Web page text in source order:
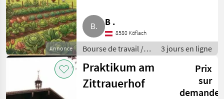
Annonce
B .
8580 Köflach
Bourse de travail /
Autres activités
agricoles
3 jours en ligne
Praktikum am
Zittrauerhof
Prix
sur
demande